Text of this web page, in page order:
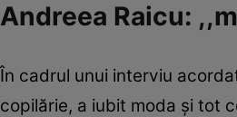
Andreea Raicu:
În cadrul unui interviu
copilărie, a iubit moda și tot